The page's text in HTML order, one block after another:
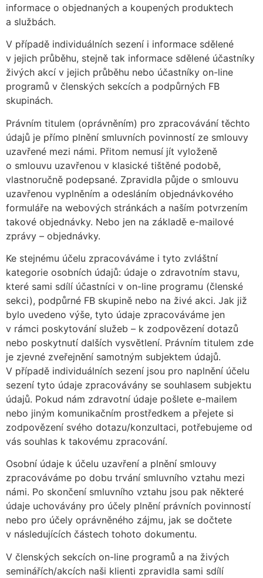
informace o objednaných a koupených produktech
a službách.
V případě individuálních sezení i informace sdělené
v jejich průběhu, stejně tak informace sdělené účastníky
živých akcí v jejich průběhu nebo účastníky on-line
programů v členských sekcích a podpůrných FB
skupinách.
Právním titulem (oprávněním) pro zpracovávání těchto
údajů je přímo plnění smluvních povinností ze smlouvy
uzavřené mezi námi. Přitom nemusí jít vyloženě
o smlouvu uzavřenou v klasické tištěné podobě,
vlastnoručně podepsané. Zpravidla půjde o smlouvu
uzavřenou vyplněním a odesláním objednávkového
formuláře na webových stránkách a naším potvrzením
takové objednávky. Nebo jen na základě e-mailové
zprávy – objednávky.
Ke stejnému účelu zpracováváme i tyto zvláštní
kategorie osobních údajů: údaje o zdravotním stavu,
které sami sdílí účastníci v on-line programu (členské
sekci), podpůrné FB skupině nebo na živé akci. Jak již
bylo uvedeno výše, tyto údaje zpracováváme jen
v rámci poskytování služeb – k zodpovězení dotazů
nebo poskytnutí dalších vysvětlení. Právním titulem zde
je zjevné zveřejnění samotným subjektem údajů.
V případě individuálních sezení jsou pro naplnění účelu
sezení tyto údaje zpracovávány se souhlasem subjektu
údajů. Pokud nám zdravotní údaje pošlete e-mailem
nebo jiným komunikačním prostředkem a přejete si
zodpovězení svého dotazu/konzultaci, potřebujeme od
vás souhlas k takovému zpracování.
Osobní údaje k účelu uzavření a plnění smlouvy
zpracováváme po dobu trvání smluvního vztahu mezi
námi. Po skončení smluvního vztahu jsou pak některé
údaje uchovávány pro účely plnění právních povinností
nebo pro účely oprávněného zájmu, jak se dočtete
v následujících částech tohoto dokumentu.
V členských sekcích on-line programů a na živých
seminářích/akcích naši klienti zpravidla sami sdílí